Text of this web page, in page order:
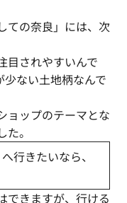
ての奈良」には、次
目されやすいんで
少ない土地柄なんで
ョップのテーマとな
。
行きたいなら、
できますが、行ける